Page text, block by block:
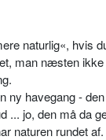
naturlig«, hvis
man næsten
havegang -
jo, den må da
naturen rundet af.